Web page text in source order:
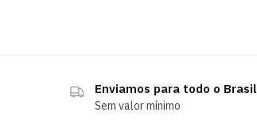
Enviamos para todo o Brasil
Sem valor mínimo